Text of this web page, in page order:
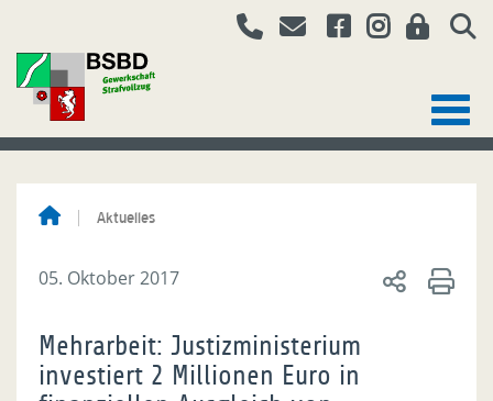
Aktuelles
05. Oktober 2017
Mehrarbeit: Justizministerium
investiert 2 Millionen Euro in